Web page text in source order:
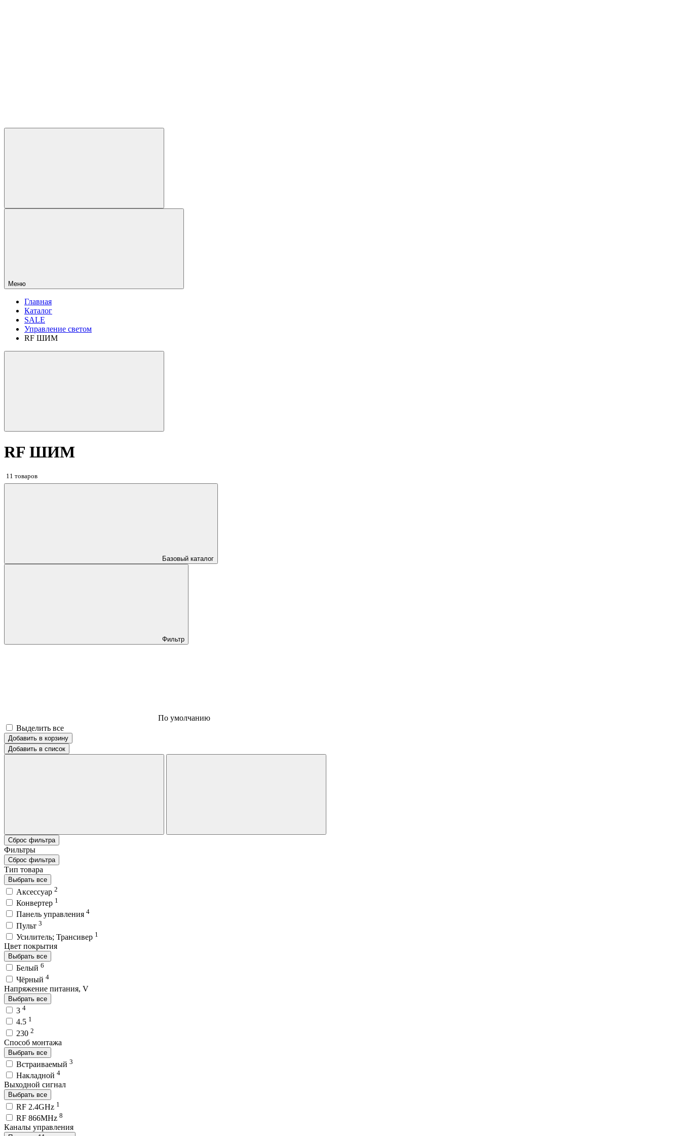
Меню
Главная
Каталог
SALE
Управление светом
RF ШИМ
RF ШИМ
11 товаров
Базовый каталог
Фильтр
По умолчанию
Выделить все
Добавить в корзину
Добавить в список
Сброс фильтра
Фильтры
Сброс фильтра
Тип товара
Выбрать все
Аксессуар 2
Конвертер 1
Панель управления 4
Пульт 3
Усилитель; Трансивер 1
Цвет покрытия
Выбрать все
Белый 6
Чёрный 4
Напряжение питания, V
Выбрать все
3 4
4.5 1
230 2
Способ монтажа
Выбрать все
Встраиваемый 3
Накладной 4
Выходной сигнал
Выбрать все
RF 2.4GHz 1
RF 866MHz 8
Каналы управления